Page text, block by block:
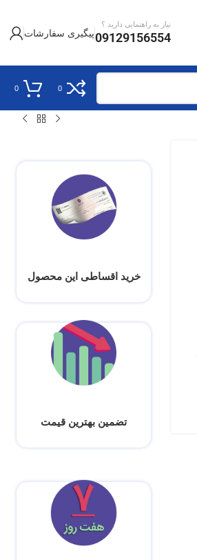
نیاز به راهنمایی دارید ؟
09129156554پیگیری سفارشات
0
0
خرید اقساطی این محصول
تضمین بهترین قیمت